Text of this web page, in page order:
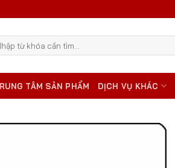
TÂM SẢN PHẨM DỊCH VỤ KHÁC